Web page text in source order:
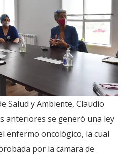
Salud y Ambiente, Claudio
anteriores se generó una ley
enfermo oncológico, la cual
por la cámara de